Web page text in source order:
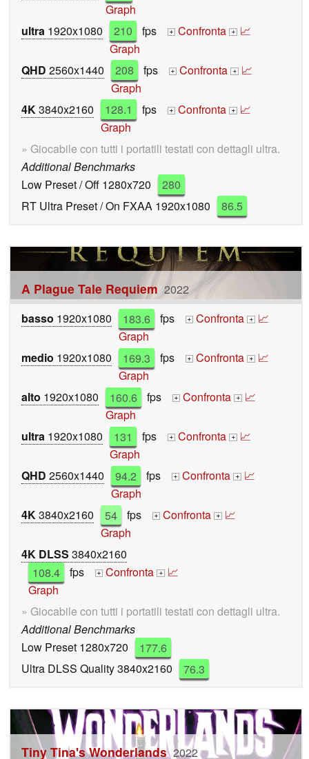
Graph
ultra 1920x1080 210 fps + Confronta + 📈
Graph
QHD 2560x1440 208 fps + Confronta + 📈
Graph
4K3840x2160 128.1 fps + Confronta + 📈
Graph
» Giocabile con tutti i portatili testati con dettagli ultra.
Additional Benchmarks
Low Preset / Off 1280x720
280
RT Ultra Preset / On FXAA 1920x1080
86.5
A Plague Tale Requiem 2022
basso 1920x1080 183.6 fps + Confronta + 📈
Graph
medio 1920x1080 169.3 fps + Confronta + 📈
Graph
alto 1920x1080 160.6 fps + Confronta + 📈
Graph
ultra 1920x1080 131 fps + Confronta + 📈
Graph
QHD 2560x1440 94.2 fps + Confronta + 📈
Graph
4K3840x2160 54 fps + Confronta + 📈
Graph
4K DLSS 3840x2160
108.4
fps + Confronta + 📈
Graph
» Giocabile con tutti i portatili testati con dettagli ultra.
Additional Benchmarks
Low Preset 1280x720
177.6
Ultra DLSS Quality 3840x2160
76.3
Tiny Tina's Wonderlands 2022